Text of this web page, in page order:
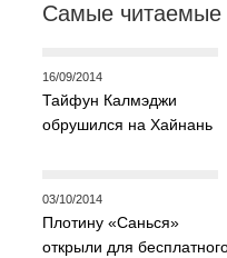
Самые читаемые
16/09/2014
Тайфун Калмэджи
обрушился на Хайнань
03/10/2014
Плотину «Санься»
открыли для